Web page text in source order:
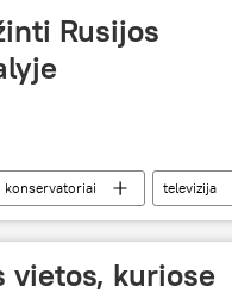
Rusijos
konservatoriai televizija
vietos, kuriose